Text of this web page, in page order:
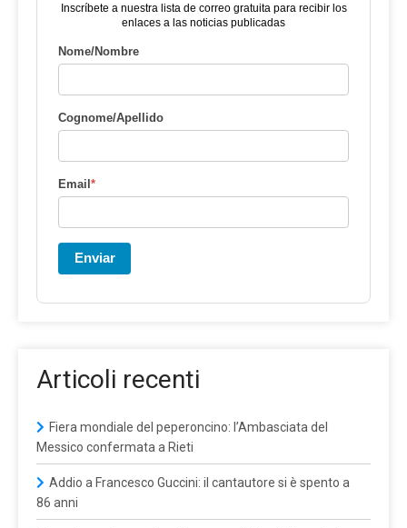
Inscríbete a nuestra lista de correo gratuita para recibir los
enlaces a las noticias publicadas
Nome/Nombre
Cognome/Apellido
Email*
Enviar
Articoli recenti
Fiera mondiale del peperoncino: l’Ambasciata del
Messico confermata a Rieti
Addio a Francesco Guccini: il cantautore si è spento a
86 anni